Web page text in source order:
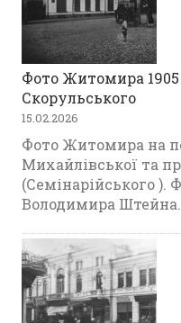
Фото Житомира
Скорульського
15.02.2026
Фото Житомира на
Михайлівської та
(Семінарійського ).
Володимира Штейна.